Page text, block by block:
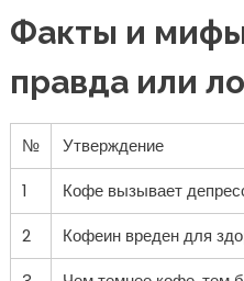
Факты и
правда или
№ Утверждение
1
Кофе вызывает
2
Кофеин вреден для